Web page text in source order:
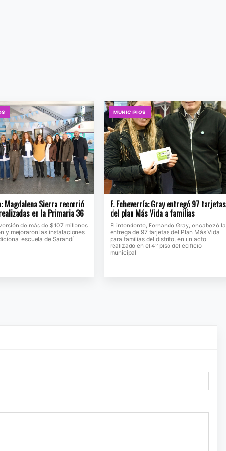
Magdalena Sierra recorrió
en la Primaria 36
de más de $107 millones
y mejoraron las instalaciones
escuela de Sarandí
MUNICIPIOS
E. Echeverría: Gray entregó 97 tarjetas
del plan Más Vida a familias
El intendente, Fernando Gray, encabezó la
entrega de 97 tarjetas del Plan Más Vida
para familias del distrito, en un acto
realizado en el 4° piso del edificio
municipal